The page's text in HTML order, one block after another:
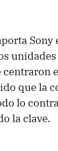
que la
lo
la clave.